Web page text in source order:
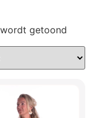
getoond